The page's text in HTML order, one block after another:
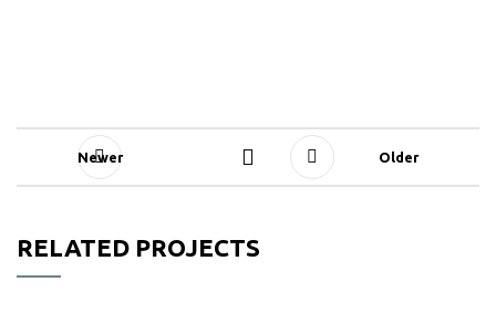
Newer Older
RELATED PROJECTS